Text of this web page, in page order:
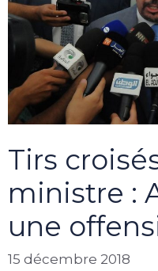
Tirs
ministre :
une
15 décembre 2018